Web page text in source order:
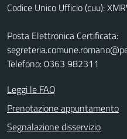
Codice Unico Ufficio (cuu):
Posta Elettronica Certificata:
Telefono: 0363 982311
Leggi le FAQ
Prenotazione appuntamento
Segnalazione disservizio